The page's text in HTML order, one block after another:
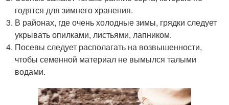
годятся для зимнего хранения.
В районах, где очень холодные зимы, грядки следует
укрывать опилками, листьями, лапником.
Посевы следует располагать на возвышенности,
чтобы семенной материал не вымылся талыми
водами.